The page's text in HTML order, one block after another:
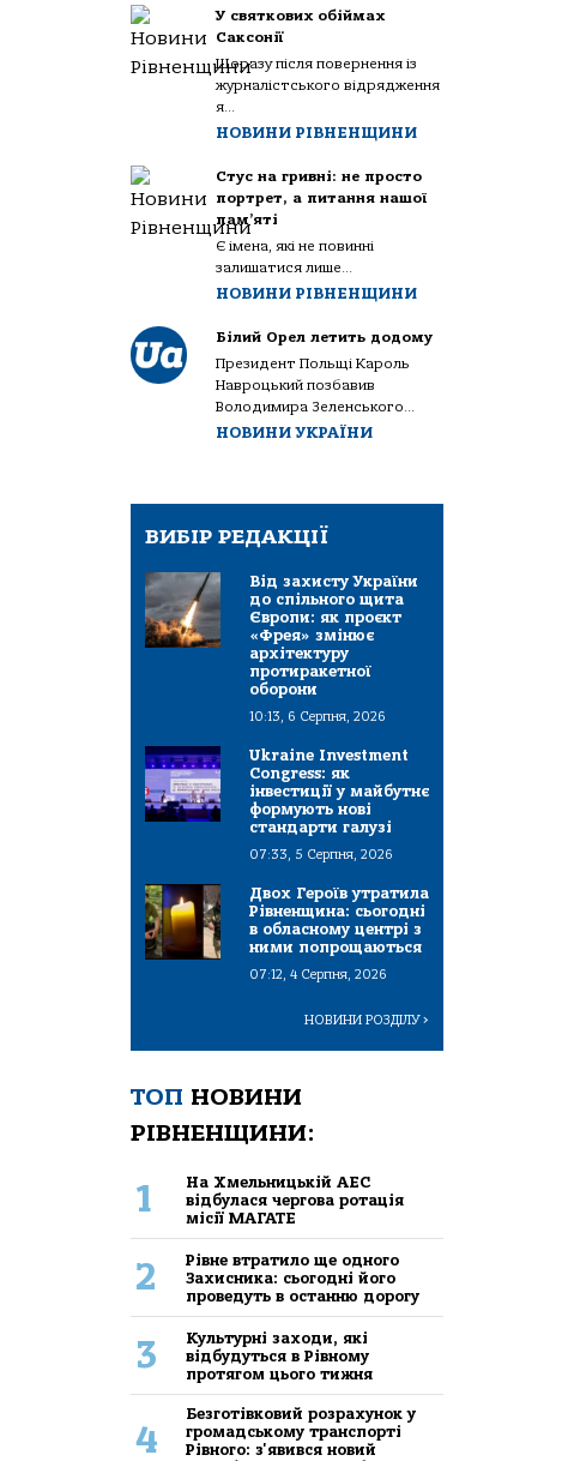
У святкових обіймах
Саксонії
Щоразу після повернення із
журналістського відрядження
я...
НОВИНИ РІВНЕНЩИНИ
Стус на гривні: не просто
портрет, а питання нашої
пам’яті
Є імена, які не повинні
залишатися лише...
НОВИНИ РІВНЕНЩИНИ
Білий Орел летить додому
Президент Польщі Кароль
Навроцький позбавив
Володимира Зеленського...
НОВИНИ УКРАЇНИ
ВИБІР РЕДАКЦІЇ
Від захисту України
до спільного щита
Європи: як проєкт
«Фрея» змінює
архітектуру
протиракетної
оборони
10:13, 6 Серпня, 2026
Ukraine Investment
Congress: як
інвестиції у майбутнє
формують нові
стандарти галузі
07:33, 5 Серпня, 2026
Двох Героїв утратила
Рівненщина: сьогодні
в обласному центрі з
ними попрощаються
07:12, 4 Серпня, 2026
НОВИНИ РОЗДІЛУ>
ТОП НОВИНИ
РІВНЕНЩИНИ:
1
На Хмельницькій АЕС
відбулася чергова ротація
місії МАГАТЕ
2
Рівне втратило ще одного
Захисника: сьогодні його
проведуть в останню дорогу
3
Культурні заходи, які
відбудуться в Рівному
протягом цього тижня
4
Безготівковий розрахунок у
громадському транспорті
Рівного: з'явився новий